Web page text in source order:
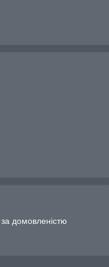
домовленістю